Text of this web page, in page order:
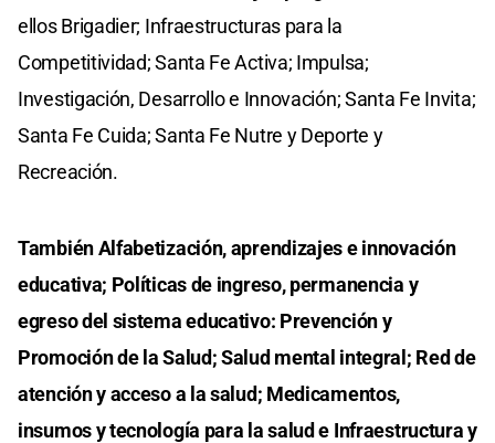
ellos Brigadier; Infraestructuras para la
Competitividad; Santa Fe Activa; Impulsa;
Investigación, Desarrollo e Innovación; Santa Fe Invita;
Santa Fe Cuida; Santa Fe Nutre y Deporte y
Recreación.
También Alfabetización, aprendizajes e innovación
educativa; Políticas de ingreso, permanencia y
egreso del sistema educativo: Prevención y
Promoción de la Salud; Salud mental integral; Red de
atención y acceso a la salud; Medicamentos,
insumos y tecnología para la salud e Infraestructura y